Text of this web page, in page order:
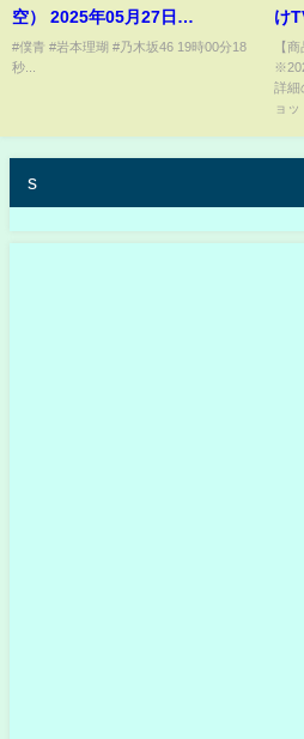
空） 2025年05月27日
SHOWROOM
#僕青 #岩本理瑚 #乃木坂46 19時00分18
秒...
け
【
詳細
ョッ
s